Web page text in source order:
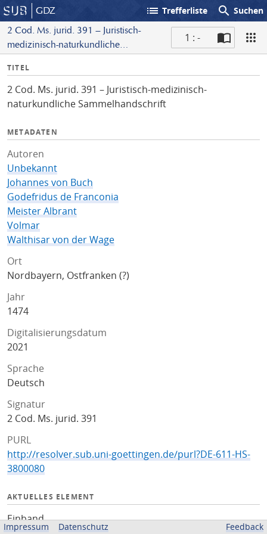
GDZ list Trefferliste search Suchen
2 Cod. Ms. jurid. 391 – Juristisch-
medizinisch-naturkundliche
1 : -
I
f
o
TITEL
2 Cod. Ms. jurid. 391 – Juristisch-medizinisch-
naturkundliche Sammelhandschrift
METADATEN
Autoren
Unbekannt
Johannes von Buch
Godefridus de Franconia
Meister Albrant
Volmar
Walthisar von der Wage
Ort
Nordbayern, Ostfranken (?)
Jahr
1474
Digitalisierungsdatum
2021
Sprache
Deutsch
Signatur
2 Cod. Ms. jurid. 391
PURL
http://resolver.sub.uni-goettingen.de/purl?DE-611-HS-
3800080
AKTUELLES ELEMENT
Einband
Impressum Datenschutz Feedback